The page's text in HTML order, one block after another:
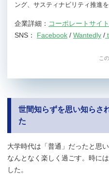
ング、サスティナビリティ推進
企業詳細： コーポレートサイト
SNS： Facebook / Wantedly /
こ
世間知らずを思い知らさ
た
大学時代は「普通」だったと思
なんとなく楽しく過ごす。時に
した。